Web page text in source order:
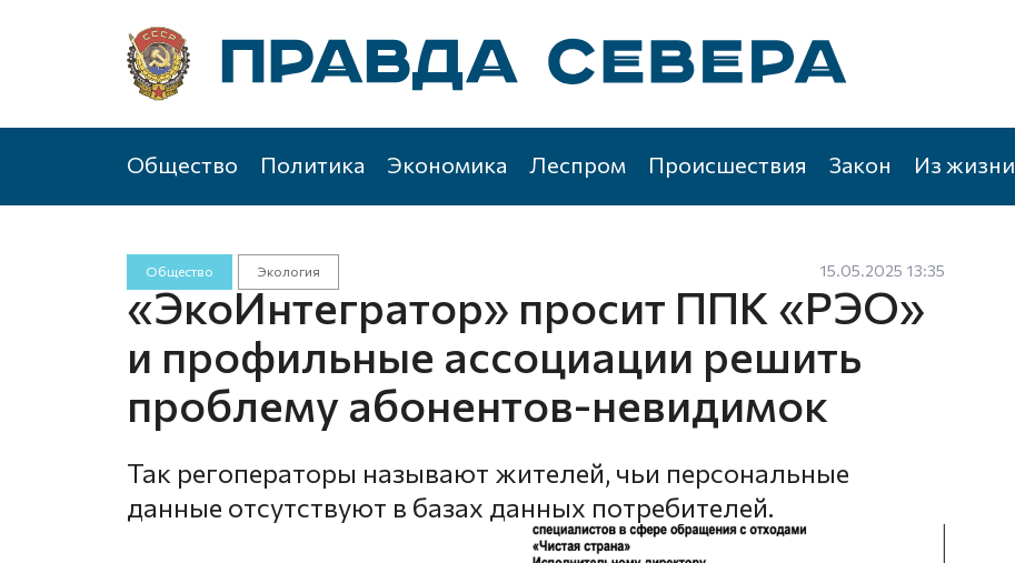
Общество Политика Экономика Леспром Происшествия Закон Из жизни
Общество Экология 15.05.2025 13:35
«ЭкоИнтегратор» просит ППК «РЭО»
и профильные ассоциации решить
проблему абонентов-невидимок
Так регоператоры называют жителей, чьи персональные
данные отсутствуют в базах данных потребителей.